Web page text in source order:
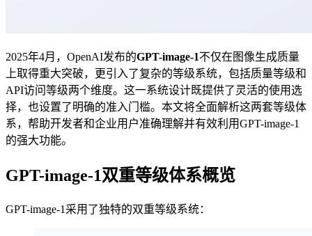
2025年4月，OpenAI发布的GPT-image-1不仅在图像生成质量
上取得重大突破，更引入了复杂的等级系统，包括质量等级和
API访问等级两个维度。这一系统设计既提供了灵活的使用选
择，也设置了明确的准入门槛。本文将全面解析这两套等级体
系，帮助开发者和企业用户准确理解并有效利用GPT-image-1
的强大功能。
GPT-image-1双重等级体系概览
GPT-image-1采用了独特的双重等级系统：